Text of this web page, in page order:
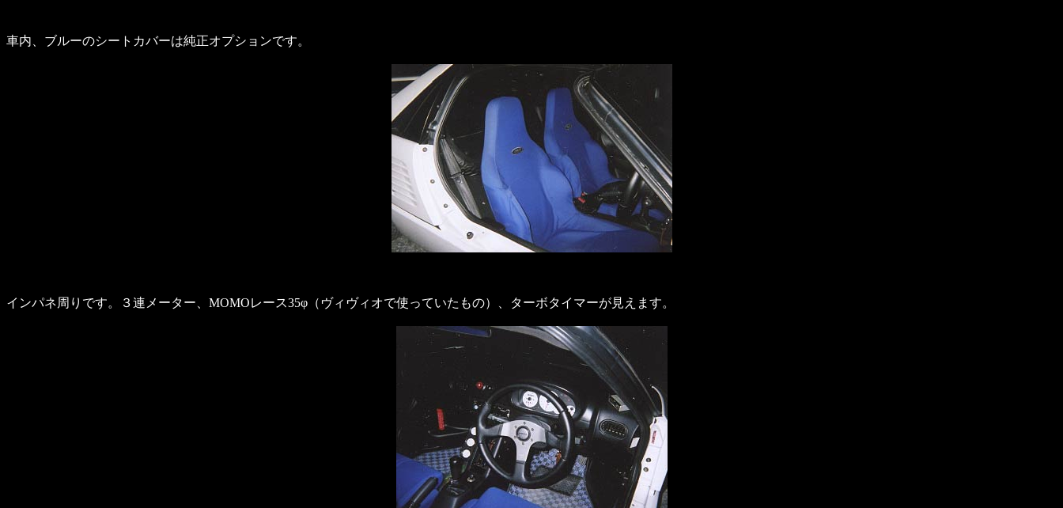
車内、ブルーのシートカバーは純正オプションです。
インパネ周りです。３連メーター、MOMOレース35φ（ヴィヴィオで使っていたもの）、ターボタイマーが見えます。